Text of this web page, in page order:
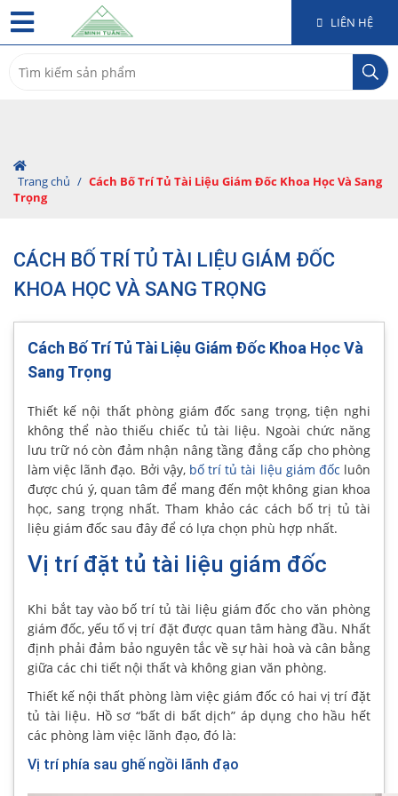
LIÊN HỆ
for:
Trang chủ / Cách Bố Trí Tủ Tài Liệu Giám Đốc Khoa Học Và Sang
Trọng
CÁCH BỐ TRÍ TỦ TÀI LIỆU GIÁM ĐỐC
KHOA HỌC VÀ SANG TRỌNG
Cách Bố Trí Tủ Tài Liệu Giám Đốc Khoa Học Và
Sang Trọng
Thiết kế nội thất phòng giám đốc sang trọng, tiện nghi
không thể nào thiếu chiếc tủ tài liệu. Ngoài chức năng
lưu trữ nó còn đảm nhận nâng tầng đẳng cấp cho phòng
làm việc lãnh đạo. Bởi vậy, bố trí tủ tài liệu giám đốc luôn
được chú ý, quan tâm để mang đến một không gian khoa
học, sang trọng nhất. Tham khảo các cách bố trị tủ tài
liệu giám đốc sau đây để có lựa chọn phù hợp nhất.
Vị trí đặt tủ tài liệu giám đốc
Khi bắt tay vào bố trí tủ tài liệu giám đốc cho văn phòng
giám đốc, yếu tố vị trí đặt được quan tâm hàng đầu. Nhất
định phải đảm bảo nguyên tắc về sự hài hoà và cân bằng
giữa các chi tiết nội thất và không gian văn phòng.
Thiết kế nội thất phòng làm việc giám đốc có hai vị trí đặt
tủ tài liệu. Hồ sơ “bất di bất dịch” áp dụng cho hầu hết
các phòng làm việc lãnh đạo, đó là:
Vị trí phía sau ghế ngồi lãnh đạo